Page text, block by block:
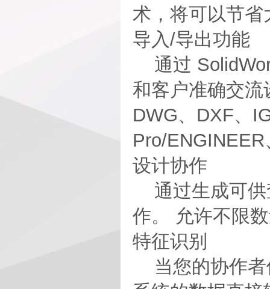
术，将可以节省
导入/导出功能
通过
和客户准确交
DWG、DXF、
Pro/
设计协作
通过生成可供
作。 允许不限
特征识别
当您的协作者